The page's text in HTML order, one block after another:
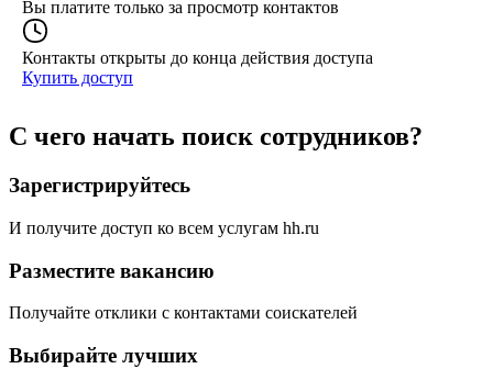
Вы платите только за просмотр контактов
Контакты открыты до конца действия доступа
Купить доступ
С чего начать поиск сотрудников?
Зарегистрируйтесь
И получите доступ ко всем услугам hh.ru
Разместите вакансию
Получайте отклики с контактами соискателей
Выбирайте лучших